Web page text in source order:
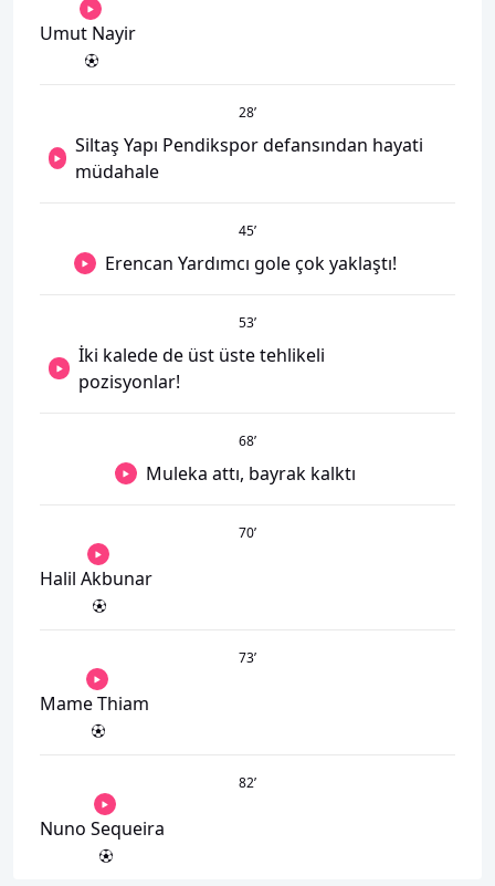
Umut Nayir
28’
Siltaş Yapı Pendikspor defansından hayati
müdahale
45’
Erencan Yardımcı gole çok yaklaştı!
53’
İki kalede de üst üste tehlikeli
pozisyonlar!
68’
Muleka attı, bayrak kalktı
70’
Halil Akbunar
73’
Mame Thiam
82’
Nuno Sequeira